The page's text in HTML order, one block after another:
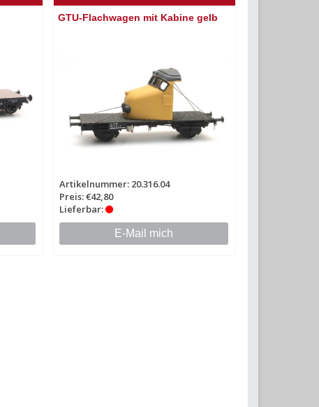
GTU-Flachwagen mit Kabine gelb
Artikelnummer: 20.316.04
Preis: €42,80
Lieferbar:
E-Mail mich